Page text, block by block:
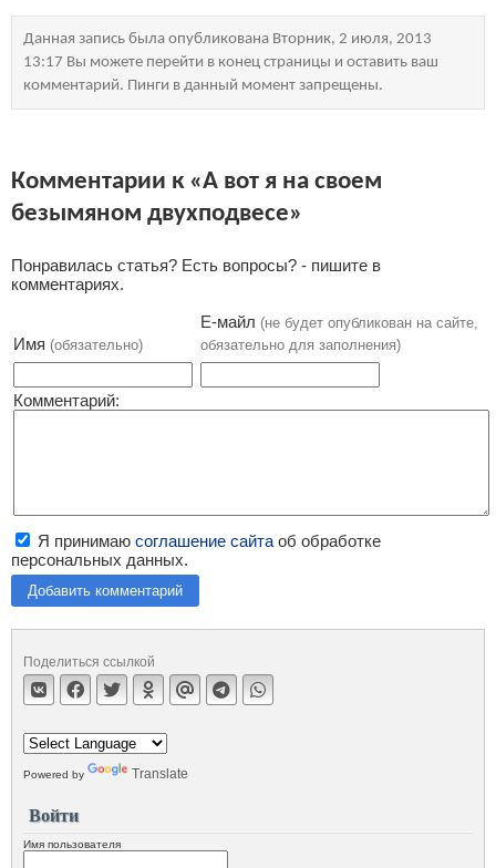
Данная запись была опубликована Вторник, 2 июля, 2013
13:17 Вы можете перейти в конец страницы и оставить ваш
комментарий. Пинги в данный момент запрещены.
Комментарии к «А вот я на своем
безымяном двухподвесе»
Понравилась статья? Есть вопросы? - пишите в
комментариях.
Имя (обязательно)
Е-майл (не будет опубликован на сайте,
обязательно для заполнения)
Комментарий:
Я принимаю соглашение сайта об обработке
персональных данных.
Добавить комментарий
Поделиться ссылкой
Powered by Translate
Войти
Имя пользователя